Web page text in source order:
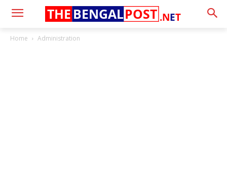
.NET
THE BENGALPOST
Home Administration